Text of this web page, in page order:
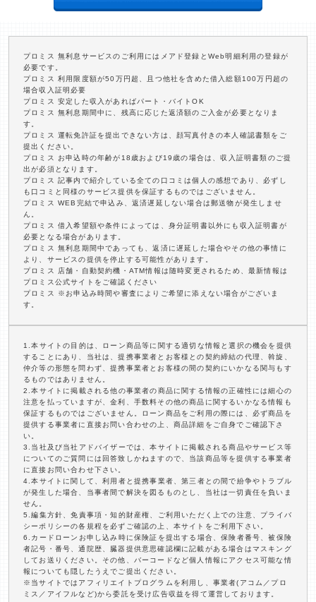
プロミス 無利息サービスのご利用にはメアド登録とWeb明細利用の登録が
必要です。
プロミス 利用限度額が50万円超、且つ他社を含めた借入総額100万円超の
場合収入証明必要
プロミス 安定した収入があればパート・バイトOK
プロミス 無利息期間中に、残高に応じた返済額のご入金が必要となりま
す。
プロミス 運転免許証を提出できない方は、顔写真付きの本人確認書類をご
提出ください。
プロミス お申込時の年齢が18歳および19歳の場合は、収入証明書類のご提
出が必須となります。
プロミス 記事内で紹介している全ての口コミは個人の感想であり、必ずし
も口コミと同様のサービス提供を保証するものではございません。
プロミス WEB完結で申込み、返済遅延しない場合は郵送物が発生しませ
ん。
プロミス 借入希望額や条件によっては、身分証明書以外にも収入証明書が
必要となる場合があります。
プロミス 無利息期間中であっても、返済に遅延した場合やその他の事情に
より、サービスの提供を停止する可能性があります。
プロミス 店舗・自動契約機・ATM情報は随時変更されるため、最新情報は
プロミス公式サイトをご確認ください
プロミス ※お申込み時間や審査によりご希望に添えない場合がございま
す。
1.本サイトの目的は、ローン商品等に関する適切な情報と選択の機会を提供
することにあり、当社は、提携事業者とお客様との契約締結の代理、斡旋、
仲介等の形態を問わず、提携事業者とお客様の間の契約にいかなる関与もす
るものではありません。
2.本サイトに掲載される他の事業者の商品に関する情報の正確性には細心の
注意を払っていますが、金利、手数料その他の商品に関するいかなる情報も
保証するものではございません。ローン商品をご利用の際には、必ず商品を
提供する事業者に直接お問い合わせの上、商品詳細をご自身でご確認下さ
い。
3.当社及び当社アドバイザーでは、本サイトに掲載される商品やサービス等
についてのご質問には回答致しかねますので、当該商品等を提供する事業者
に直接お問い合わせ下さい。
4.本サイトに関して、利用者と提携事業者、第三者との間で紛争やトラブル
が発生した場合、当事者間で解決を図るものとし、当社は一切責任を負いま
せん。
5.編集方針、免責事項・知的財産権、ご利用いただく上での注意、プライバ
シーポリシーの各規程を必ずご確認の上、本サイトをご利用下さい。
6.カードローンお申し込み時に保険証を提出する場合、保険者番号、被保険
者記号・番号、通院歴、臓器提供意思確認欄に記載がある場合はマスキング
してお送りください。その他、バーコードなど個人情報にアクセス可能な情
報についても隠したうえでご提出ください。
※当サイトではアフィリエイトプログラムを利用し、事業者(アコム／プロ
ミス／アイフルなど)から委託を受け広告収益を得て運営しております。